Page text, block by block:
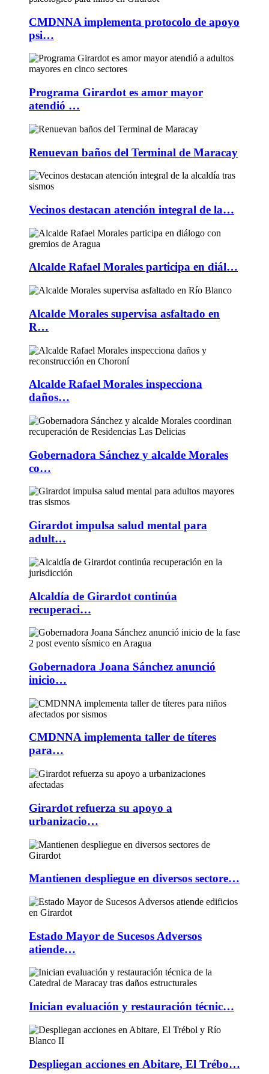
CMDNNA implementa protocolo de apoyo
psi…
Programa Girardot es amor mayor
atendió …
Renuevan baños del Terminal de Maracay
Vecinos destacan atención integral de la…
Alcalde Rafael Morales participa en diál…
Alcalde Morales supervisa asfaltado en
R…
Alcalde Rafael Morales inspecciona
daños…
Gobernadora Sánchez y alcalde Morales
co…
Girardot impulsa salud mental para
adult…
Alcaldía de Girardot continúa
recuperaci…
Gobernadora Joana Sánchez anunció
inicio…
CMDNNA implementa taller de títeres
para…
Girardot refuerza su apoyo a
urbanizacio…
Mantienen despliegue en diversos sectore…
Estado Mayor de Sucesos Adversos
atiende…
Inician evaluación y restauración técnic…
Despliegan acciones en Abitare, El Trébo…